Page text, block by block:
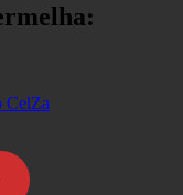
CelZa